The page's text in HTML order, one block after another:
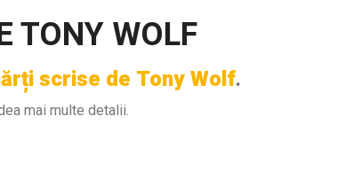
TONY WOLF
scrise de Tony Wolf.
mai multe detalii.